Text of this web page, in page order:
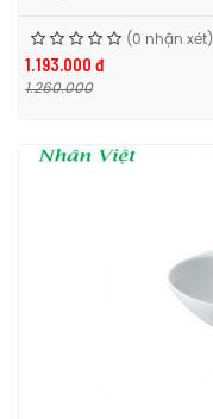
(0 nhận xét)
1.193.000 đ
1.260.000